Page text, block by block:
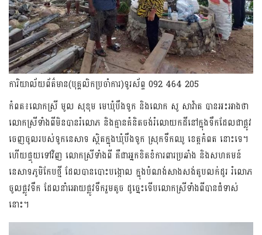
ការិយាល័យព័ត៌មាន(បុគ្គលិកប្រចាំការ)ទូរស័ព្ទ 092 464 205
កំពត៖លោកស្រី មូល សុខុម មេឃុំបឹងទូក និងលោក សូ សាវ៉ាត បានអះអាងថា
លោកស្រីទាំងពីមិនបានរំលោភ និងគ្មានគំនិតចង់រំលោយកដីនៅក្នុងទឹកដែលជាផ្លូវ
ចេញចូលរបស់ទូកនេសាទ ស្ថិតក្នុងឃុំបឹងទូក ស្រុកទឹកឈូ ខេត្តកំពត នោះទេ។
ហើយផ្ទុយទៅវិញ លោកស្រីទាំងពី គឺជាអ្នកខិតខំការពារប្រឆាំង និងសហគមន៍
នេសាទភូមិកែបថ្មី ដែលបានបោះបង្កោល ក្នុងបំណង់សាងសង់តូបលក់ដូរ រំលោភ
ចូលផ្លូវទឹក ដែលនាំអោយផ្លូវទឹករួមតូច ដូច្នេះទើបលោកស្រីទាំងពីបានជំទាស់
នោះ។